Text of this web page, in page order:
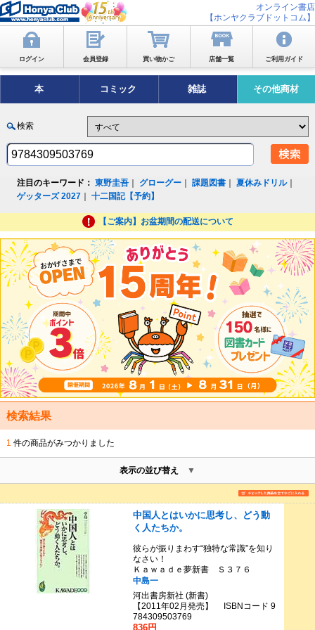
オンライン書店
【ホンヤクラブドットコム】
ログイン 会員登録 買い物かご 店舗一覧 ご利用ガイド
本 コミック 雑誌 その他商材
検索
注目のキーワード： 東野圭吾 グローグー ｜課題図書 ｜夏休みドリル｜
ゲッターズ 2027 ｜十二国記【予約】
【ご案内】お盆期間の配送について
検索結果
1 件の商品がみつかりました
表示の並び替え
中国人とはいかに思考し、どう動
く人たちか。
彼らが振りまわす“独特な常識”を知り
なさい！
Ｋａｗａｄｅ夢新書 Ｓ３７６
中島一
河出書房新社 (新書)
【2011年02月発売】 ISBNコード 9
784309503769
836円